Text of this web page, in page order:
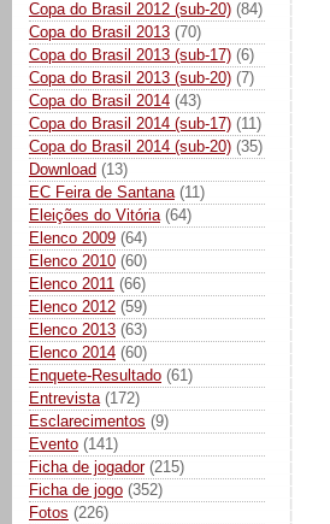
Copa do Brasil 2012 (sub-20) (84)
Copa do Brasil 2013 (70)
Copa do Brasil 2013 (sub-17) (6)
Copa do Brasil 2013 (sub-20) (7)
Copa do Brasil 2014 (43)
Copa do Brasil 2014 (sub-17) (11)
Copa do Brasil 2014 (sub-20) (35)
Download (13)
EC Feira de Santana (11)
Eleições do Vitória (64)
Elenco 2009 (64)
Elenco 2010 (60)
Elenco 2011 (66)
Elenco 2012 (59)
Elenco 2013 (63)
Elenco 2014 (60)
Enquete-Resultado (61)
Entrevista (172)
Esclarecimentos (9)
Evento (141)
Ficha de jogador (215)
Ficha de jogo (352)
Fotos (226)